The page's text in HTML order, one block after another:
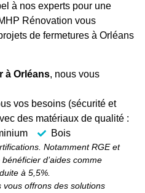
à nos experts pour une
Rénovation vous
de fermetures à Orléans
à Orléans, nous vous
vos besoins (sécurité et
des matériaux de qualité :
Bois
Notamment RGE et
d’aides comme
à 5,5%.
offrons des solutions